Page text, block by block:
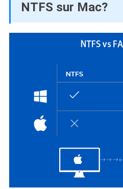
NTFS sur Mac?